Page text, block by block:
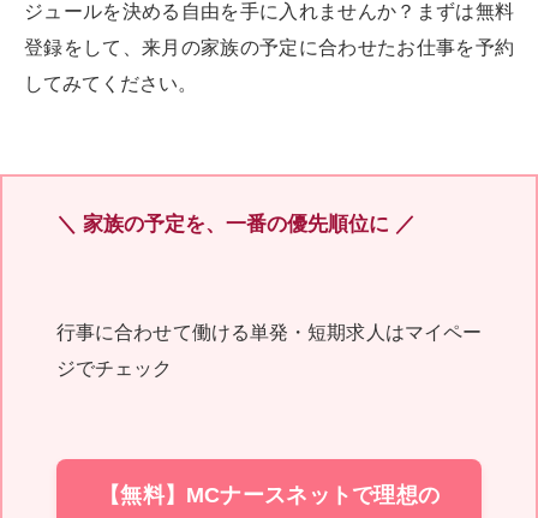
ジュールを決める自由を手に入れませんか？まずは無料
登録をして、来月の家族の予定に合わせたお仕事を予約
してみてください。
＼ 家族の予定を、一番の優先順位に ／
行事に合わせて働ける単発・短期求人はマイペー
ジでチェック
【無料】MCナースネットで理想の